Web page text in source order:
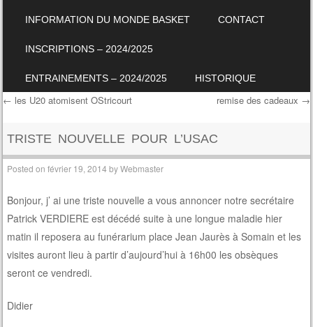
INFORMATION DU MONDE BASKET CONTACT
INSCRIPTIONS – 2024/2025
ENTRAINEMENTS – 2024/2025 HISTORIQUE
Post navigation
← les U20 atomisent OStricourt remise des cadeaux →
TRISTE NOUVELLE POUR L’USAC
Posted onfévrier 19, 2014 byWebmaster
Bonjour, j’ ai une triste nouvelle a vous annoncer notre secrétaire
Patrick VERDIERE est décédé suite à une longue maladie hier
matin il reposera au funérarium place Jean Jaurès à Somain et les
visites auront lieu à partir d’aujourd’hui à 16h00 les obsèques
seront ce vendredi.
Didier